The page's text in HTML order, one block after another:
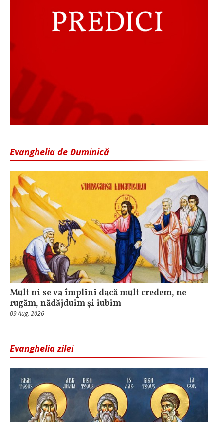
Evanghelia de Duminică
Mult ni se va împlini dacă mult credem, ne
rugăm, nădăjduim și iubim
09 Aug, 2026
Evanghelia zilei